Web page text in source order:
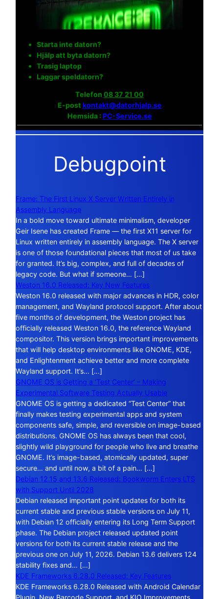
Starta inte datorn?
Hjälp att byta datorn?
Trasig laptop
Laggar speldatorn?
Telefon 08 37 21 00
E-post kontakt@datorhjalp.se
Hemsida :PC-Service.se
Debugpoint
Frame: The First Linux X Server Written Entirely in
Assembly Language
In a bold move toward ultimate minimalism, developer
Geir Isene has created Frame — the first X11 server for
Linux written entirely in assembly language. The X server
is one of those foundational pieces that most of us take
for granted. It’s big, complex, and full of decades of
legacy code. But what if someone… […]
Weston 16.0 Released: Key New Features
Weston 16.0 released with major advances in HDR, color
management, and Wayland protocol support. After about
five months of development, the Weston project has
officially released Weston 16.0, the reference Wayland
compositor. This version brings important improvements
that will help desktop environments like GNOME, KDE,
and Enlightenment achieve better and more complete
Wayland support. It’s… […]
GNOME OS is Getting a ‘Test Center’ – Making
Experimental Software Testing Actually Usable
GNOME OS is getting a dedicated “Test Center” that
finally makes testing experimental apps and system
components safe, simple, and reversible on image-based
distributions. GNOME OS has always been that cool,
slightly wild playground for people who live and breathe
GNOME. It’s image-based, atomically updated, super
secure… and until now, a bit of a pain… […]
Debian 12.15 and 13.6 Released: Bookworm Enters LTS
with Support Until 2028
Debian released important point updates for both its
current stable and previous stable versions on July 11,
with Debian 12 officially entering its Long Term Support
phase. The Debian project released updated point
versions for both its current stable release and the
previous one on July 11, 2026. Debian 13.6 delivers 124
stability fixes and… […]
KDE Frameworks 6.28.0 Released: Key Features
KDE Frameworks 6.28.0 Released with Android Calendar